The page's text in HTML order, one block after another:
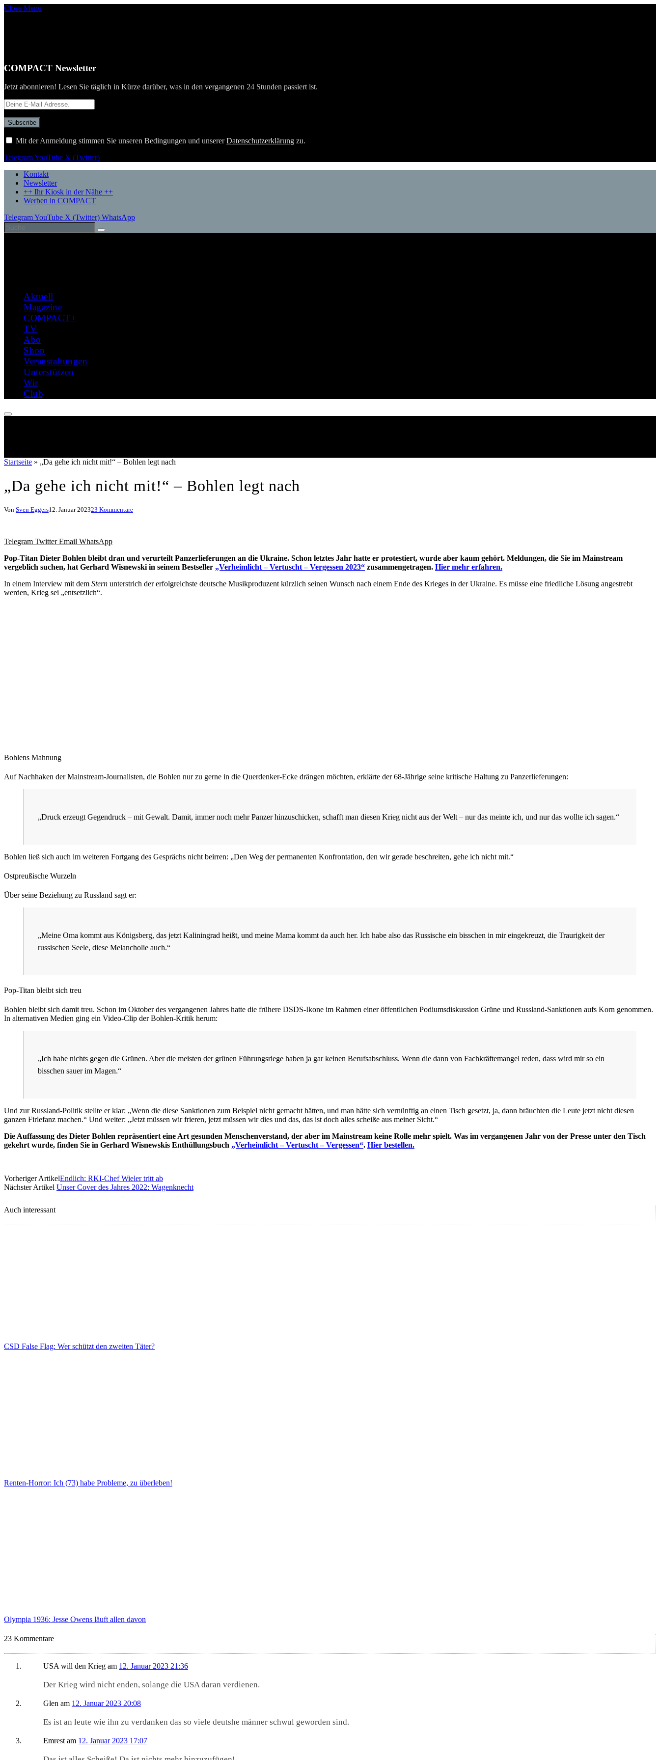
Close Menu
COMPACT Newsletter
Jetzt abonnieren! Lesen Sie täglich in Kürze darüber, was in den vergangenen 24 Stunden passiert ist.
Mit der Anmeldung stimmen Sie unseren Bedingungen und unsererDatenschutzerklärung zu.
TelegramYouTube X (Twitter)
Kontakt
Newsletter
++ Ihr Kiosk in der Nähe ++
Werben in COMPACT
TelegramYouTube X (Twitter) WhatsApp
Aktuell
Magazine
COMPACT+
TV
Abo
Shop
Veranstaltungen
Unterstützen
Wir
Club
Startseite » „Da gehe ich nicht mit!“ – Bohlen legt nach
„Da gehe ich nicht mit!“ – Bohlen legt nach
Von Sven Eggers12. Januar 202323 Kommentare
Telegram Twitter Email WhatsApp
Pop-Titan Dieter Bohlen bleibt dran und verurteilt Panzerlieferungen an die Ukraine. Schon letztes Jahr hatte er protestiert, wurde aber kaum gehört. Meldungen, die Sie im Mainstream
vergeblich suchen, hat Gerhard Wisnewski in seinem Bestseller „Verheimlicht – Vertuscht – Vergessen 2023“ zusammengetragen. Hier mehr erfahren.
In einem Interview mit dem Stern unterstrich der erfolgreichste deutsche Musikproduzent kürzlich seinen Wunsch nach einem Ende des Krieges in der Ukraine. Es müsse eine friedliche Lösung angestrebt
werden, Krieg sei „entsetzlich“.
Bohlens Mahnung
Auf Nachhaken der Mainstream-Journalisten, die Bohlen nur zu gerne in die Querdenker-Ecke drängen möchten, erklärte der 68-Jährige seine kritische Haltung zu Panzerlieferungen:
„Druck erzeugt Gegendruck – mit Gewalt. Damit, immer noch mehr Panzer hinzuschicken, schafft man diesen Krieg nicht aus der Welt – nur das meinte ich, und nur das wollte ich sagen.“
Bohlen ließ sich auch im weiteren Fortgang des Gesprächs nicht beirren: „Den Weg der permanenten Konfrontation, den wir gerade beschreiten, gehe ich nicht mit.“
Ostpreußische Wurzeln
Über seine Beziehung zu Russland sagt er:
„Meine Oma kommt aus Königsberg, das jetzt Kaliningrad heißt, und meine Mama kommt da auch her. Ich habe also das Russische ein bisschen in mir eingekreuzt, die Traurigkeit der
russischen Seele, diese Melancholie auch.“
Pop-Titan bleibt sich treu
Bohlen bleibt sich damit treu. Schon im Oktober des vergangenen Jahres hatte die frühere DSDS-Ikone im Rahmen einer öffentlichen Podiumsdiskussion Grüne und Russland-Sanktionen aufs Korn genommen.
In alternativen Medien ging ein Video-Clip der Bohlen-Kritik herum:
„Ich habe nichts gegen die Grünen. Aber die meisten der grünen Führungsriege haben ja gar keinen Berufsabschluss. Wenn die dann von Fachkräftemangel reden, dass wird mir so ein
bisschen sauer im Magen.“
Und zur Russland-Politik stellte er klar: „Wenn die diese Sanktionen zum Beispiel nicht gemacht hätten, und man hätte sich vernünftig an einen Tisch gesetzt, ja, dann bräuchten die Leute jetzt nicht diesen
ganzen Firlefanz machen.“ Und weiter: „Jetzt müssen wir frieren, jetzt müssen wir dies und das, das ist doch alles scheiße aus meiner Sicht.“
Die Auffassung des Dieter Bohlen repräsentiert eine Art gesunden Menschenverstand, der aber im Mainstream keine Rolle mehr spielt. Was im vergangenen Jahr von der Presse unter den Tisch
gekehrt wurde, finden Sie in Gerhard Wisnewskis Enthüllungsbuch „Verheimlicht – Vertuscht – Vergessen“. Hier bestellen.
Vorheriger ArtikelEndlich: RKI-Chef Wieler tritt ab
Nächster Artikel Unser Cover des Jahres 2022: Wagenknecht
Auch interessant
CSD False Flag: Wer schützt den zweiten Täter?
Renten-Horror: Ich (73) habe Probleme, zu überleben!
Olympia 1936: Jesse Owens läuft allen davon
23 Kommentare
USA will den Krieg am 12. Januar 2023 21:36
Der Krieg wird nicht enden, solange die USA daran verdienen.
Glen am 12. Januar 2023 20:08
Es ist an leute wie ihn zu verdanken das so viele deutshe männer schwul geworden sind.
Emrest am 12. Januar 2023 17:07